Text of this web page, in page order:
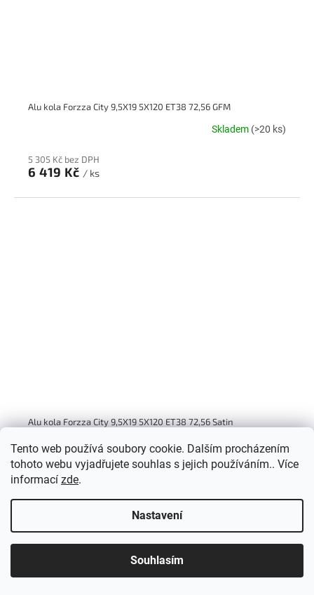
Tento web používá soubory cookie. Dalším procházením
tohoto webu vyjadřujete souhlas s jejich používáním.. Více
informací zde.
Nastavení
Souhlasím
Alu kola Forzza City 9,5X19 5X120 ET38 72,56 GFM
Skladem (>20 ks)
5 305 Kč bez DPH
6 419 Kč / ks
Alu kola Forzza City 9,5X19 5X120 ET38 72,56 Satin
Skladem(12 ks)
5 305 Kč bez DPH
6 419 Kč